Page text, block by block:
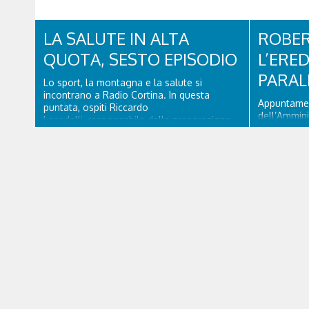
LA SALUTE IN ALTA
QUOTA, SESTO EPISODIO
Lo sport, la montagna e la salute si
incontrano a Radio Cortina. In questa
puntata, ospiti Riccardo
Lacedelli, responsabile della preparazione